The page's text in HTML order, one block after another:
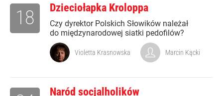
Dzieciołapka Kroloppa
Czy dyrektor Polskich Słowików należał
do międzynarodowej siatki pedofilów?
18
Violetta Krasnowska Marcin Kącki
Naród socjalholików